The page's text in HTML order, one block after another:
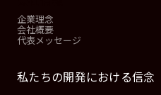
企業理念
会社概要
代表メッセージ
私たちの開発における信念